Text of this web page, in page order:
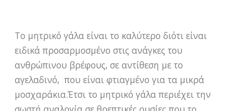
Το μητρικό γάλα είναι το καλύτερο διότι είναι
ειδικά προσαρμοσμένο στις ανάγκες του
ανθρώπινου βρέφους, σε αντίθεση με το
αγελαδινό, που είναι φτιαγμένο για τα μικρά
μοσχαράκια.Έτσι το μητρικό γάλα περιέχει την